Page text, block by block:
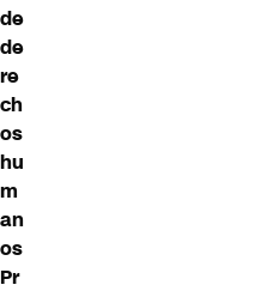
de
de
re
ch
os
hu
m
an
os
Pr